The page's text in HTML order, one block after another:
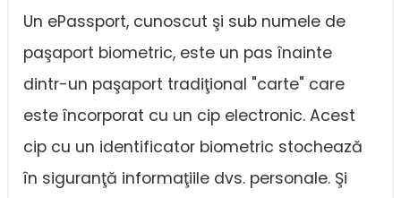
Un ePassport, cunoscut şi sub numele de
paşaport biometric, este un pas înainte
dintr-un paşaport tradiţional "carte" care
este încorporat cu un cip electronic. Acest
cip cu un identificator biometric stochează
în siguranţă informaţiile dvs. personale. Şi